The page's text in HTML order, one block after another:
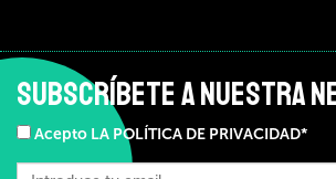
SUBSCRÍBETE A NUESTRA
Acepto LA POLÍTICA DE PRIVACIDAD*